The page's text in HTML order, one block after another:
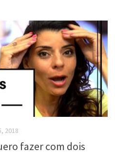
2018
fazer com dois